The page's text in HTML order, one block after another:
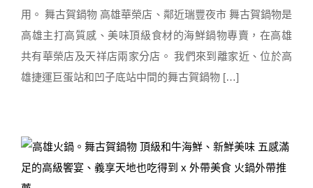
用。 舞古賀鍋物 高雄華榮店、鄰近瑞豐夜市 舞古賀鍋物是
高雄主打高質感、美味頂級食材的海鮮鍋物專賣，在高雄
共有華榮店及天祥店兩家分店。 我們來到離家近、位於高
雄捷運巨蛋站和凹子底站中間的舞古賀鍋物 […]